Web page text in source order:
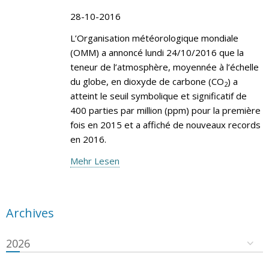
28-10-2016
L’Organisation météorologique mondiale
(OMM) a annoncé lundi 24/10/2016 que la
teneur de l’atmosphère, moyennée à l’échelle
du globe, en dioxyde de carbone (CO2) a
atteint le seuil symbolique et significatif de
400 parties par million (ppm) pour la première
fois en 2015 et a affiché de nouveaux records
en 2016.
Mehr Lesen
Archives
2026